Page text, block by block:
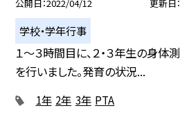
公開日 2022/04/12 更新日
学校・学年行事
１〜３時間目に、２・３年生の身体
を行いました。発育の状況...
1年 2年 3年 PTA